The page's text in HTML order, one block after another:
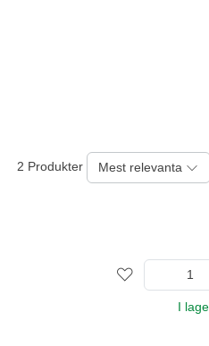
2 Produkter Mest relevanta
I